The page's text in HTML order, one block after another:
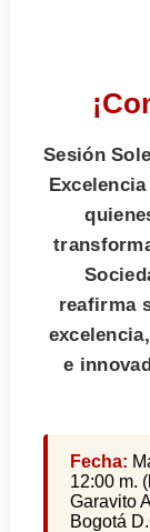
Sesión
reafirma
e
Fecha:
12:00 m.
Garavito
Bogotá